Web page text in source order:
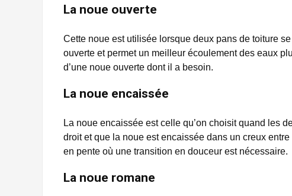
La noue ouverte
Cette noue est utilisée lorsque deux pans de toiture
ouverte et permet un meilleur écoulement des eaux
d’une noue ouverte dont il a besoin.
La noue encaissée
La noue encaissée est celle qu’on choisit quand les
droit et que la noue est encaissée dans un creux
en pente où une transition en douceur est nécessaire.
La noue romane